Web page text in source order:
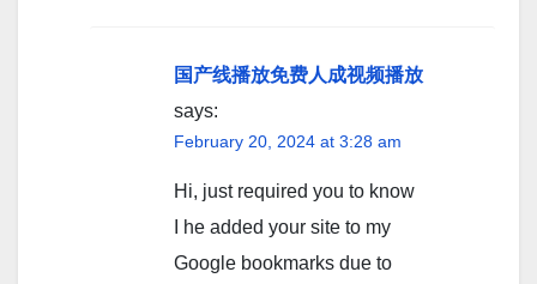
国产线播放免费人成视频播放
says:
February 20, 2024 at 3:28 am
Hi, just required you to know
I he added your site to my
Google bookmarks due to